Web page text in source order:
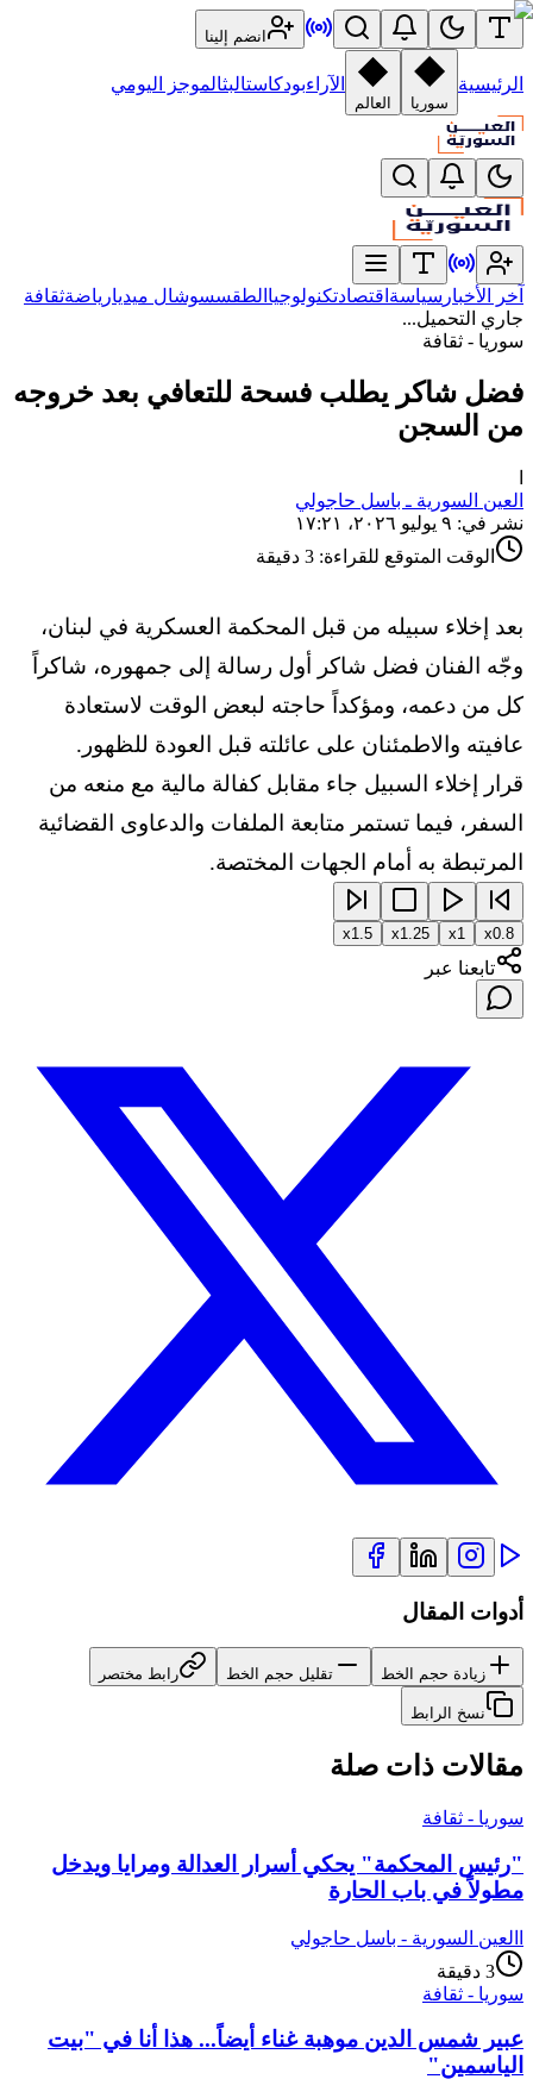
انضم إلينا
الرئيسية
سوريا العالم
الآراءبودكاستالبثالموجز اليومي
آخر الأخبار سياسة اقتصادتكنولوجيا الطقسسوشال ميديارياضةثقافة
جاري التحميل...
سوريا - ثقافة
فضل شاكر يطلب فسحة للتعافي بعد خروجه
من السجن
العين السورية ـ باسل حاجولي
نشر في: ٩ يوليو ٢٠٢٦، ١٧:٢١
الوقت المتوقع للقراءة: 3 دقيقة
بعد إخلاء سبيله من قبل المحكمة العسكرية في لبنان،
وجّه الفنان فضل شاكر أول رسالة إلى جمهوره، شاكراً
كل من دعمه، ومؤكداً حاجته لبعض الوقت لاستعادة
عافيته والاطمئنان على عائلته قبل العودة للظهور.
قرار إخلاء السبيل جاء مقابل كفالة مالية مع منعه من
السفر، فيما تستمر متابعة الملفات والدعاوى القضائية
المرتبطة به أمام الجهات المختصة.
x0.8
x1
x1.25
x1.5
تابعنا عبر
أدوات المقال
زيادة حجم الخط تقليل حجم الخط رابط مختصر
نسخ الرابط
مقالات ذات صلة
سوريا - ثقافة
"رئيس المحكمة" يحكي أسرار العدالة ومرايا ويدخل
مطولاً في باب الحارة
العين السورية - باسل حاجولي
3 دقيقة
سوريا - ثقافة
عبير شمس الدين موهبة غناء أيضاً... هذا أنا في "بيت
الياسمين"